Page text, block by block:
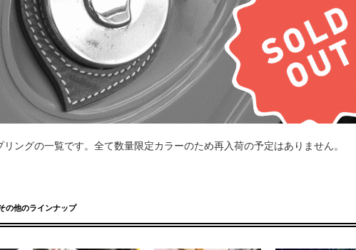
てます。洒落た感じが気に入ってます。
2016/06/26
って購入しました。ガンメタのアイアンにつけてますがワンポイントで凄くいい感じです！
稿日：2016/06/02
。もう片方は、サイズ的にダメでした。。残念。無機質がちなタンク回りにレザーの質感がワンポイントで
丈夫と思うのですが。
03/03
着しましたが、良い雰囲気で大変気に入ってます。風合いの変化も含め車共々、大事にしていきたいと思いま
ゼント用に一緒に購入しました。本人も喜んでくれて良かったです。それ程目立つパーツでもないですが、オ
ました。さりげないオシャレアイテムとして気に入っています。
ングの一覧です。全て数量限定カラーのため再入荷の予定はありません。
の他のラインナップ